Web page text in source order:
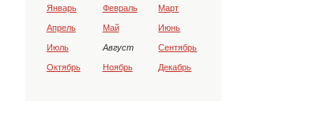
Январь Февраль Март
Апрель Май Июнь
Июль Август Сентябрь
Октябрь Ноябрь Декабрь